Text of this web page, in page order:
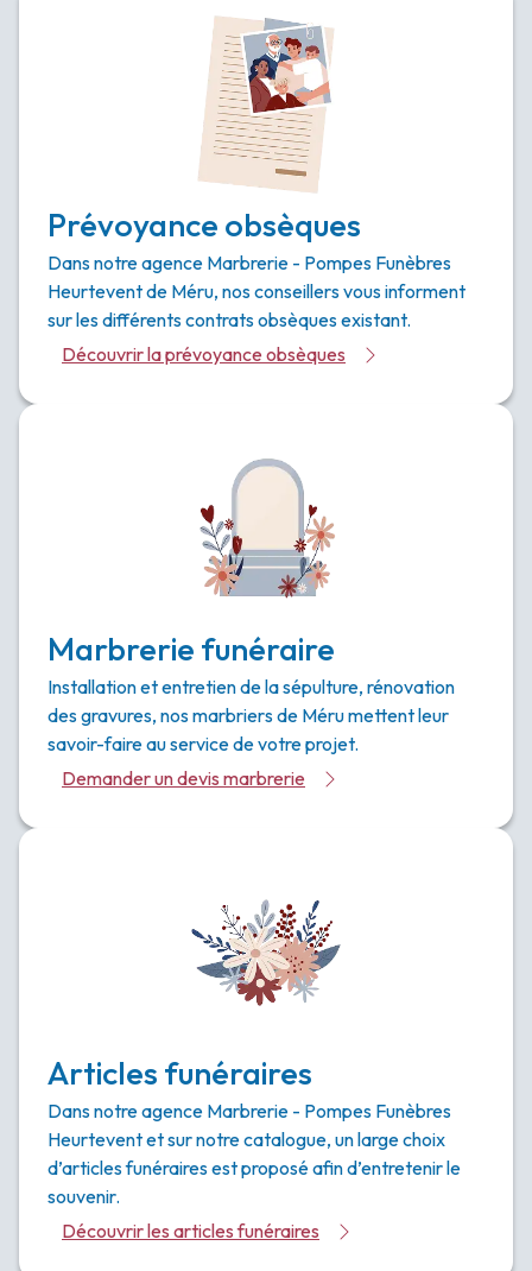
Prévoyance obsèques
Dans notre agence Marbrerie - Pompes Funèbres
Heurtevent de Méru, nos conseillers vous informent
sur les différents contrats obsèques existant.
Découvrir la prévoyance obsèques
Marbrerie funéraire
Installation et entretien de la sépulture, rénovation
des gravures, nos marbriers de Méru mettent leur
savoir-faire au service de votre projet.
Demander un devis marbrerie
Articles funéraires
Dans notre agence Marbrerie - Pompes Funèbres
Heurtevent et sur notre catalogue, un large choix
d’articles funéraires est proposé afin d’entretenir le
souvenir.
Découvrir les articles funéraires